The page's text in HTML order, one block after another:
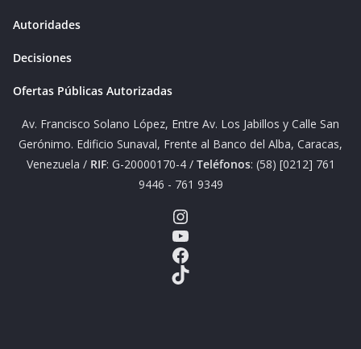
Autoridades
Decisiones
Ofertas Públicas Autorizadas
Av. Francisco Solano López, Entre Av. Los Jabillos y Calle San
Gerónimo. Edificio Sunaval, Frente al Banco del Alba, Caracas,
Venezuela / RIF: G-20000170-4 / Teléfonos: (58) [0212] 761
9446 - 761 9349